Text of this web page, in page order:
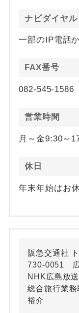
ナビダイヤル
一部のIP電話
FAX番号
082-545-1586
営業時間
月～金9:30～
休日
年末年始はお
阪急交通社
730-0051
NHK広島放
総合旅行業
裕介